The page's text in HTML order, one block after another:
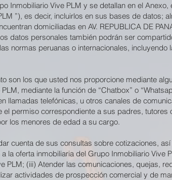
Inmobiliario Vive PLM y se detallan en el Anexo,
”), es decir, incluirlos en sus bases de datos;
domiciliadas en AV. REPUBLICA DE
datos personales también podrán ser
normas peruanas o internacionales, incluyendo
son los que usted nos proporcione mediante
mediante la función de “Chatbox” o
llamadas telefónicas, u otros canales de
permiso correspondiente a sus padres, tutores
los menores de edad a su cargo.
cuenta de sus consultas sobre cotizaciones,
la oferta inmobiliaria del Grupo Inmobiliario Vive
PLM; (iii) Atender las comunicaciones, quejas,
actividades de prospección comercial y de